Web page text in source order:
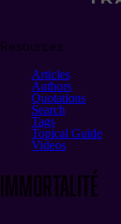
Articles
Authors
Quotations
Search
Tags
Topical Guide
Videos
immortalité